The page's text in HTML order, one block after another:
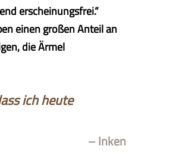
erscheinungsfrei.“
einen großen Anteil an
die Ärmel
ich heute
– Inken